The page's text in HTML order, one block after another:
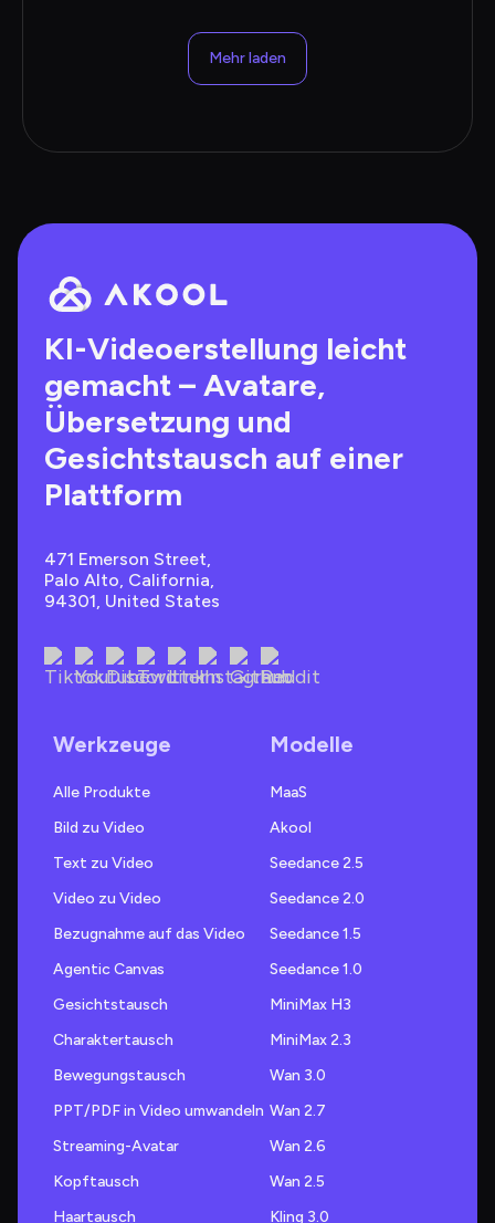
Mehr laden
KI-Videoerstellung leicht
gemacht – Avatare,
Übersetzung und
Gesichtstausch auf einer
Plattform
471 Emerson Street,
Palo Alto, California,
94301, United States
Werkzeuge
Alle Produkte
Bild zu Video
Text zu Video
Video zu Video
Bezugnahme auf das Video
Agentic Canvas
Gesichtstausch
Charaktertausch
Bewegungstausch
PPT/PDF in Video umwandeln
Streaming-Avatar
Kopftausch
Haartausch
Modelle
MaaS
Akool
Seedance 2.5
Seedance 2.0
Seedance 1.5
Seedance 1.0
MiniMax H3
MiniMax 2.3
Wan 3.0
Wan 2.7
Wan 2.6
Wan 2.5
Kling 3.0